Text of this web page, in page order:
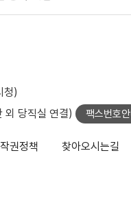
청)
당직실 연결) 팩스번호안
권정책 찾아오시는길